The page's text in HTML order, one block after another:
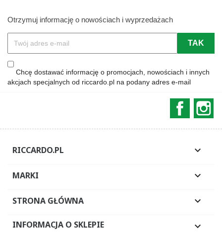
Otrzymuj informację o nowościach i wyprzedażach
Chcę dostawać informację o promocjach, nowościach i innych
akcjach specjalnych od riccardo.pl na podany adres e-mail
RICCARDO.PL 
MARKI 
STRONA GŁÓWNA 
INFORMACJA O SKLEPIE 